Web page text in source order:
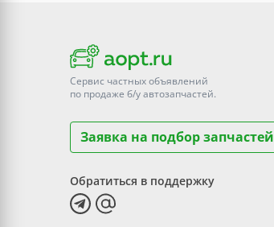
Сервис частных объявлений
по продаже б/уавтозапчастей.
Заявка на подбор запчастей
Обратиться в поддержку